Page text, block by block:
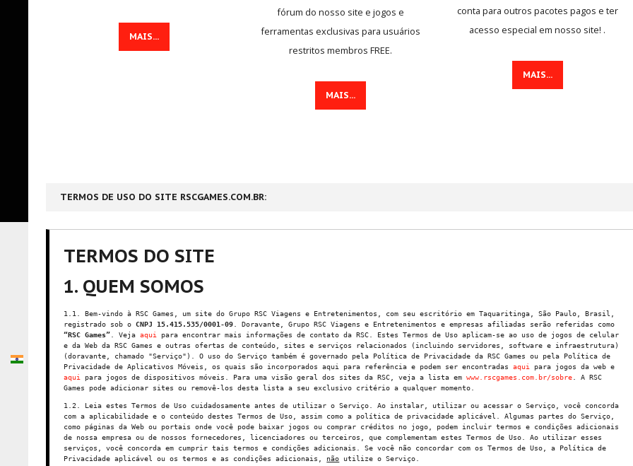
MAIS...
fórum do nosso site e jogos e
ferramentas exclusivas para usuários
restritos membros FREE.
MAIS...
conta para outros pacotes pagos e ter
acesso especial em nosso site! .
MAIS...
TERMOS DE USO DO SITE RSCGAMES.COM.BR:
TERMOS DO SITE
1. QUEM SOMOS
1.1. Bem-vindo à RSC Games, um site do Grupo RSC Viagens e Entretenimentos, com seu escritório em Taquaritinga, São Paulo, Brasil,
registrado sob oCNPJ 15.415.535/0001-09 . Doravante, Grupo RSC Viagens e Entretenimentos e empresas afiliadas serão referidas como
“RSC Games” . Vejaaqui
para encontrar mais informações de contato da RSC. Estes Termos de Uso aplicam-se ao uso de jogos de celular
e da Web da RSC Games e outras ofertas de conteúdo, sites e serviços relacionados (incluindo servidores, software e infraestrutura)
(doravante, chamado "Serviço"). O uso do Serviço também é governado pela Política de Privacidade da RSC Games ou pela Política de
Privacidade de Aplicativos Móveis, os quais são incorporados aqui para referência e podem ser encontradasaqui
para jogos da web e
aqui
para jogos de dispositivos móveis. Para uma visão geral dos sites da RSC, veja a lista emwww.rscgames.com.br/sobre . A RSC
Games pode adicionar sites ou removê-los desta lista a seu exclusivo critério a qualquer momento.
1.2. Leia estes Termos de Uso cuidadosamente antes de utilizar o Serviço. Ao instalar, utilizar ou acessar o Serviço, você concorda
com a aplicabilidade e o conteúdo destes Termos de Uso, assim como a política de privacidade aplicável. Algumas partes do Serviço,
como páginas da Web ou portais onde você pode baixar jogos ou comprar créditos no jogo, podem incluir termos e condições adicionais
de nossa empresa ou de nossos fornecedores, licenciadores ou terceiros, que complementam estes Termos de Uso. Ao utilizar esses
serviços, você concorda em cumprir tais termos e condições adicionais. Se você não concordar com os Termos de Uso, a Política de
Privacidade aplicável ou os termos e as condições adicionais, não utilize o Serviço.
INFO GAMES
Novos Games
Games Atualizados
NOVOS
Super Mario Bros.
V0.8 Super Smash
Copyright © 2026. RSC Games. Desenvolvimento byJKAsites